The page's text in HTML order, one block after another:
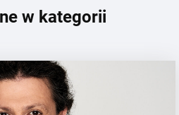
w kategorii